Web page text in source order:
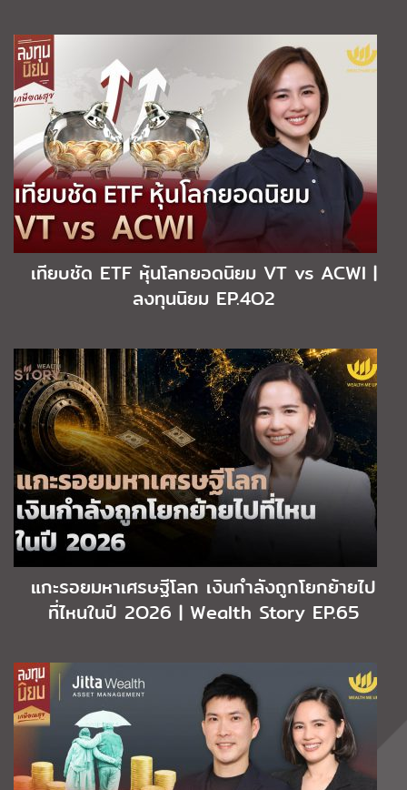
เทียบชัด ETF หุ้นโลกยอดนิยม VT vs ACWI |
ลงทุนนิยม EP.4O2
แกะรอยมหาเศรษฐีโลก เงินกำลังถูกโยกย้ายไป
ที่ไหนในปี 2O26 | Wealth Story EP.65